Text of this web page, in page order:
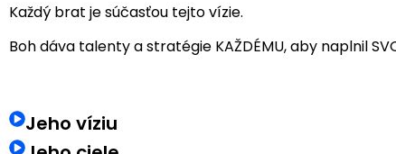
Každý brat je súčasťou tejto vízie.
Boh dáva talenty a stratégie KAŽDÉMU, aby naplnil
Jeho víziu